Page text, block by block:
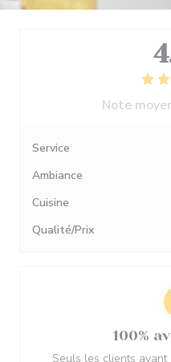
Note
Service
Ambiance
Cuisine
Qualité/Prix
100%
Seuls les clients